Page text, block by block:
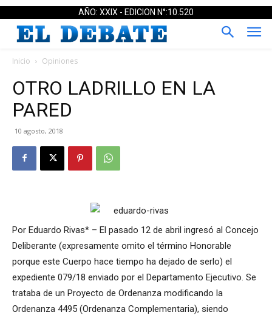
AÑO: XXIX - EDICION N°:10.520
Inicio Opiniones
OTRO LADRILLO EN LA
PARED
10 agosto, 2018
Por Eduardo Rivas* – El pasado 12 de abril ingresó al Concejo
Deliberante (expresamente omito el término Honorable
porque este Cuerpo hace tiempo ha dejado de serlo) el
expediente 079/18 enviado por el Departamento Ejecutivo. Se
trataba de un Proyecto de Ordenanza modificando la
Ordenanza 4495 (Ordenanza Complementaria), siendo